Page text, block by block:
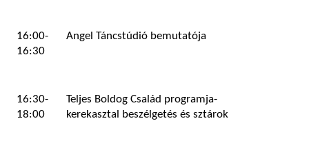
16:00-
16:30
Angel Táncstúdió bemutatója
16:30-
18:00
Teljes Boldog Család programja-
kerekasztal beszélgetés és sztárok